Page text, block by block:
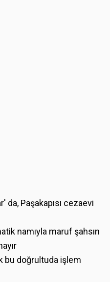
Paşakapısı cezaevi
namıyla maruf şahsın
bu doğrultuda işlem